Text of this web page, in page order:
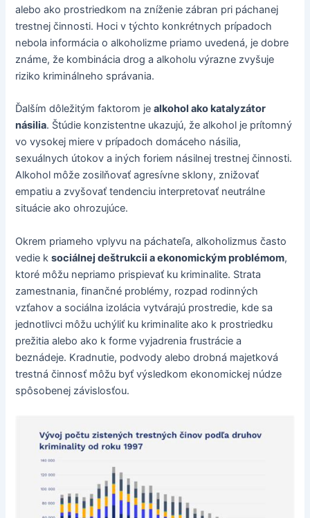
alebo ako prostriedkom na zníženie zábran pri páchanej
trestnej činnosti. Hoci v týchto konkrétnych prípadoch
nebola informácia o alkoholizme priamo uvedená, je dobre
známe, že kombinácia drog a alkoholu výrazne zvyšuje
riziko kriminálneho správania.
Ďalším dôležitým faktorom jealkohol ako katalyzátor
násilia. Štúdie konzistentne ukazujú, že alkohol je prítomný
vo vysokej miere v prípadoch domáceho násilia,
sexuálnych útokov a iných foriem násilnej trestnej činnosti.
Alkohol môže zosilňovať agresívne sklony, znižovať
empatiu a zvyšovať tendenciu interpretovať neutrálne
situácie ako ohrozujúce.
Okrem priameho vplyvu na páchateľa, alkoholizmus často
vedie ksociálnej deštrukcii a ekonomickým problémom,
ktoré môžu nepriamo prispievať ku kriminalite. Strata
zamestnania, finančné problémy, rozpad rodinných
vzťahov a sociálna izolácia vytvárajú prostredie, kde sa
jednotlivci môžu uchýliť ku kriminalite ako k prostriedku
prežitia alebo ako k forme vyjadrenia frustrácie a
beznádeje. Kradnutie, podvody alebo drobná majetková
trestná činnosť môžu byť výsledkom ekonomickej núdze
spôsobenej závislosťou.